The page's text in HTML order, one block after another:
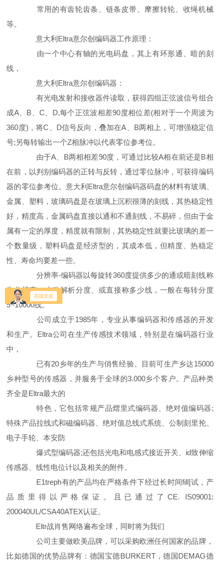
常用的有齿轮齿条、链条皮带、摩擦转轮、收绳机械
等。
意大利Eltra意尔创编码器工作原理：
由一个中心有轴的光电码盘，其上有环形通、暗的刻
线，
意大利Eltra意尔创编码器：
有光电发射和接收器件读取，获得四组正弦波信号组合
成A、B、C、D,每个正弦波相差90度相位差(相对于一个周波为
360度)，将C、D信号反向，叠加在A、B两相上，可增强稳定信
号;另每转输出一个Z相脉冲以代表零位参考位。
由于A、B两相相差90度，可通过比较A相在前还是B相
在前，以判别编码器的正转与反转，通过零位脉冲，可获得编码
器的零位参考位。意大利Eltra意尔创编码器码盘的材料有玻璃、
金属、塑料，玻璃码盘是在玻璃上沉积很薄的刻线，其热稳定性
好，精度高，金属码盘直接以通和不通刻线，不易碎，但由于金
属有一定的厚度，精度就有限制，其热稳定性就要比玻璃的差一
个数量级，塑料码盘是经济型的，其成本低，但精度、热稳定
性、寿命均要差一些。
分辨率-编码器以每旋转360度提供多少的通或暗刻线称
为分辨率，也称解析分度、或直接称多少线，一般在每转分度
5~10000线。
公司成立于1985年，专业从事编码器和传感器的开发
和生产。Eltra公司在生产传感技术领域，特别是在编码器行业
中，
已有20乡年的生产与俏售经验。目前可生产乡达15000
乡种型号的传感器，并服务于全球的3.000乡个客户。产品种类
齐全是Eltra最大的
特色，它包括常规产品熠里式编码器、绝对值编码器;
特殊产品拉线式和磁编码器、绝对值总线式系统、公制刻里抡、
电子手轮、本安防
爆式型编码器;还包括光电和电感式接近开关、id致伸缩
传感器、线性电位计以及相关的附件。
E1treph有的产品均在严格条件下经过长时间fill]试，产
品质里得以严格保证。且已通过了CE. IS09001:
200040UL/CSA40ATEX认证。
Eltr战肖售网络遍布全球，同时将为我们
公司主要做欧美品牌，可以采购欧洲任何国家的品牌，
比如德国的优势品牌有：德国宝德BURKERT，德国DEMAG德